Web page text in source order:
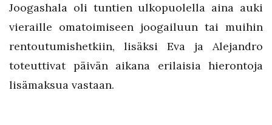
Joogashala oli tuntien ulkopuolella aina auki
vieraille omatoimiseen joogailuun tai muihin
rentoutumishetkiin, lisäksi Eva ja Alejandro
toteuttivat päivän aikana erilaisia hierontoja
lisämaksua vastaan.